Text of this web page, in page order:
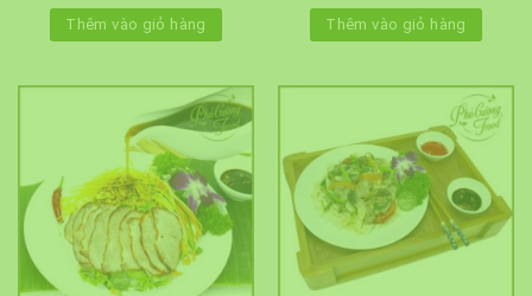
Thêm vào giỏ hàng Thêm vào giỏ hàng